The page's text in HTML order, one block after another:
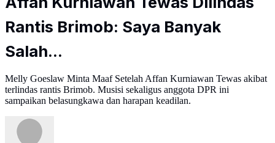
Rantis Brimob: Saya Banyak
Salah...
Melly Goeslaw Minta Maaf Setelah Affan Kurniawan Tewas akibat
terlindas rantis Brimob. Musisi sekaligus anggota DPR ini
sampaikan belasungkawa dan harapan keadilan.